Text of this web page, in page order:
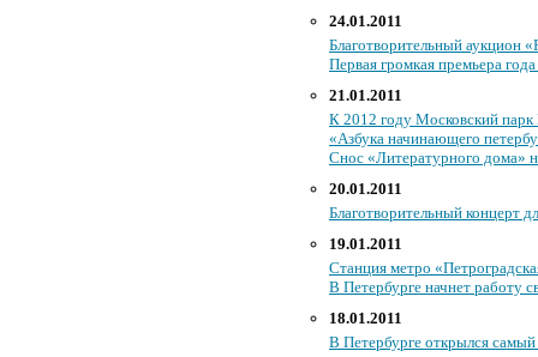
24.01.2011
Благотворительный аукцион
Первая громкая премьера
21.01.2011
К 2012 году Московский парк
«Азбука начинающего
Снос «Литературного дома»
20.01.2011
Благотворительный концерт
19.01.2011
Станция метро
В Петербурге начнет работу
18.01.2011
В Петербурге открылся